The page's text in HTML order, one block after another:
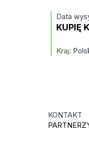
Data
KUPIĘ
Kraj:
KONTAKT